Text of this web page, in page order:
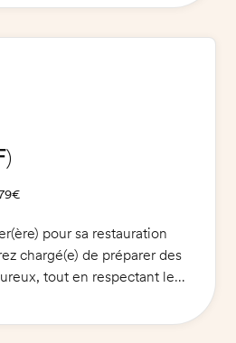
pour sa restauration
chargé(e) de préparer des
tout en respectant les
la qualité, à la fraîcheur et